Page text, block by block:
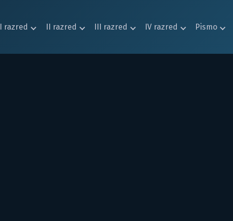
I razred II razred III razred IV razred Pismo